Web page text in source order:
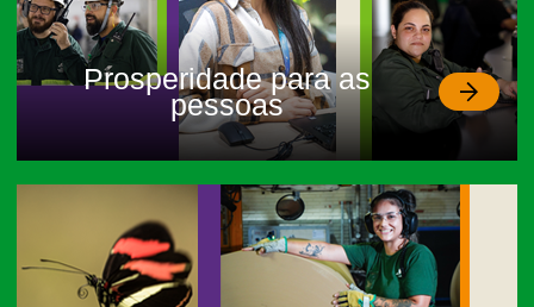
Prosperidade para as
pessoas